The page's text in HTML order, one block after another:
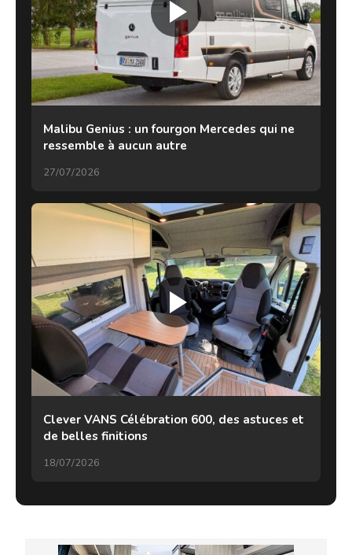
Malibu Genius : un fourgon Mercedes qui ne
ressemble à aucun autre
27/07/2026
Clever VANS Célébration 600, des astuces et
de belles finitions
18/07/2026